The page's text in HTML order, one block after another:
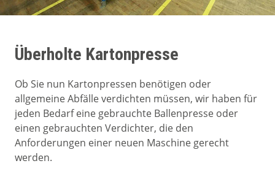
Überholte Kartonpresse
Ob Sie nun Kartonpressen benötigen oder
allgemeine Abfälle verdichten müssen, wir haben für
jeden Bedarf eine gebrauchte Ballenpresse oder
einen gebrauchten Verdichter, die den
Anforderungen einer neuen Maschine gerecht
werden.